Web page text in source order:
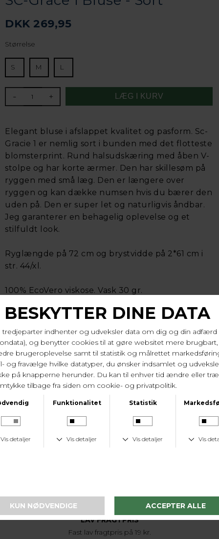
DKK 269,95
Størrelse
S M L
- +
Elegant bluse i afslappet kvalitet og pasform. Sc-
Gracie 1 er nemlig sort i bunden med det flotteste
blomsterprint. Rund halsudskæring med åben V-
stolpe og har korte ærmer. Den har skillesøm på
ryggen med små læg. Den er længere over
ryggen og kan dække numsen hvis du bærer den
uden på. Den er super let og naturligvis åndbar.
Jeg garanterer en behagelig oplevelse og et
stilfuldt look.
Ryglængde på 72 cm og brystvidde på 2*61 cm i
str. 44/xl.
100% EcoVero viskose. Vask 30 gr.
Varenr. 41849 9999c
LEVERINGSTID
1-2 hverdage
LAV FRAGTPRIS
Fast lav fragtpris på 19 kr.